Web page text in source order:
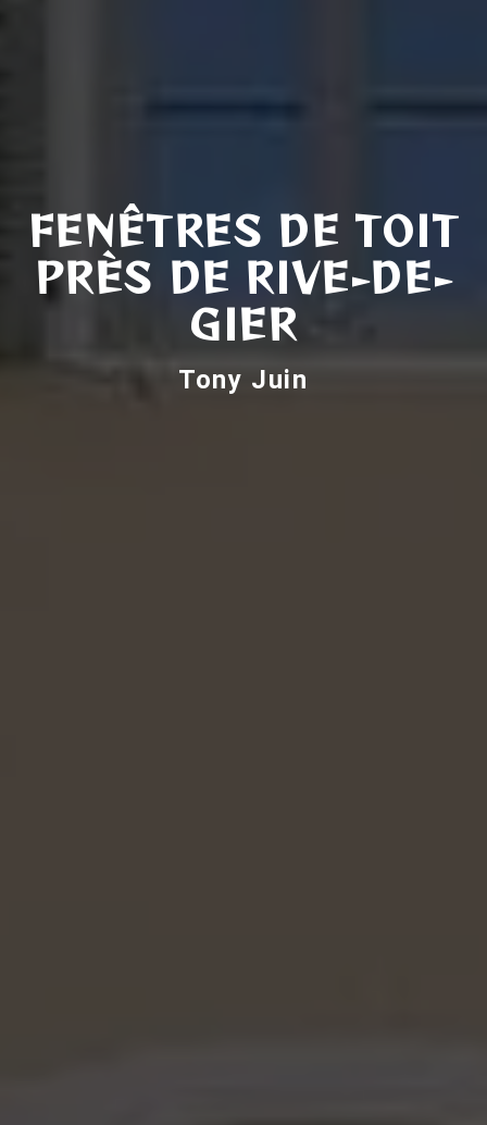
FENÊTRES DE TOIT
PRÈS DE RIVE-DE-
GIER
Tony Juin